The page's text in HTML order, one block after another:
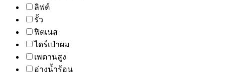
ลิฟต์
รั้ว
ฟิตเนส
ไดร์เป่าผม
เพดานสูง
อ่างน้ำร้อน